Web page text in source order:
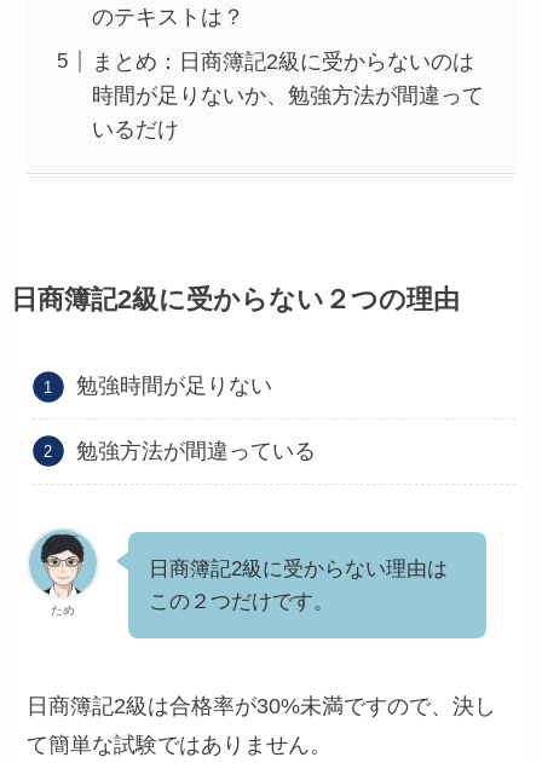
のテキストは？
まとめ：日商簿記2級に受からないのは
時間が足りないか、勉強方法が間違って
いるだけ
日商簿記2級に受からない２つの理由
勉強時間が足りない
勉強方法が間違っている
ため
日商簿記2級に受からない理由は
この２つだけです。
日商簿記2級は合格率が30%未満ですので、決し
て簡単な試験ではありません。